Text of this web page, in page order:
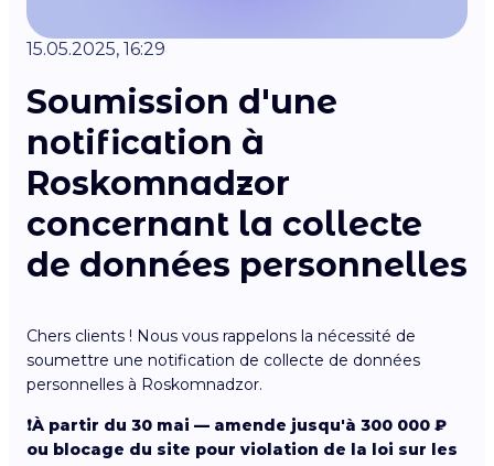
15.05.2025, 16:29
Soumission d'une
notification à
Roskomnadzor
concernant la collecte
de données personnelles
Chers clients ! Nous vous rappelons la nécessité de
soumettre une notification de collecte de données
personnelles à Roskomnadzor.
❗️À partir du 30 mai — amende jusqu'à 300 000 ₽
ou blocage du site pour violation de la loi sur les